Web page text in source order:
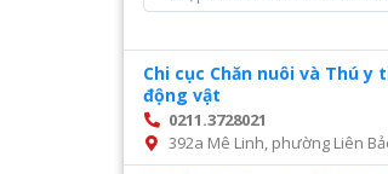
Chi cục Chăn nuôi và Thú
động vật
0211.3728021
392a Mê Linh, phường Liên